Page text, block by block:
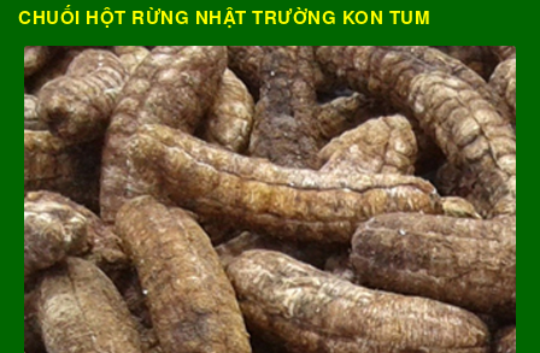
CHUỐI HỘT RỪNG NHẬT TRƯỜNG KON TUM